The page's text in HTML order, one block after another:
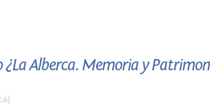
¿La Alberca. Memoria y